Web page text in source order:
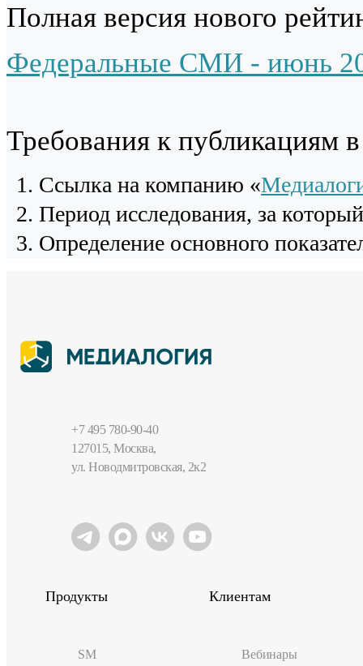
Полная версия нового
Федеральные СМИ - июнь
Требования к публикациям
Cсылка на компанию «
Период исследования, за
Определение основного
+7 495 780-90-40
127015, Москва,
ул. Новодмитровская, 2к2
Продукты
SM
Клиентам
Вебинары